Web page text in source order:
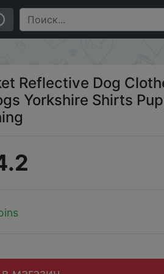
mascotas Clothing
Reflective Dog
Yorkshire Shirts